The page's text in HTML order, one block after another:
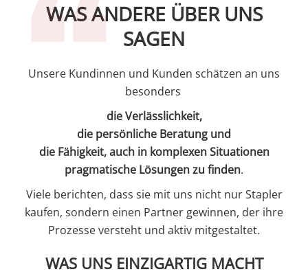
WAS ANDERE ÜBER UNS
SAGEN
Unsere Kundinnen und Kunden schätzen an uns
besonders
die Verlässlichkeit,
die persönliche Beratung und
die Fähigkeit, auch in komplexen Situationen
pragmatische Lösungen zu finden.
Viele berichten, dass sie mit uns nicht nur Stapler
kaufen, sondern einen Partner gewinnen, der ihre
Prozesse versteht und aktiv mitgestaltet.
WAS UNS EINZIGARTIG MACHT